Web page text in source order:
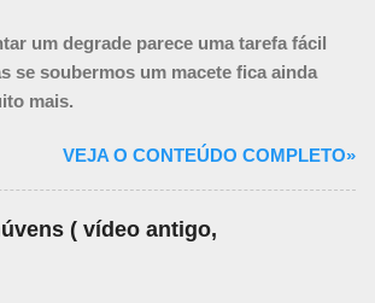
um degrade parece uma tarefa fácil
se soubermos um macete fica ainda
mais.
VEJA O CONTEÚDO COMPLETO»
( vídeo antigo,